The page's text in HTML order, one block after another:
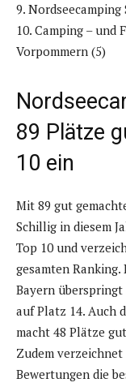
9.
10. Camping – und
Vorpommern (5)
89 Plätze
10 ein
Mit 89 gut
Schillig in diesem
Top 10 und
gesamten
Bayern
auf Platz 14. Auch
macht 48 Plätze
Zudem
Bewertungen die